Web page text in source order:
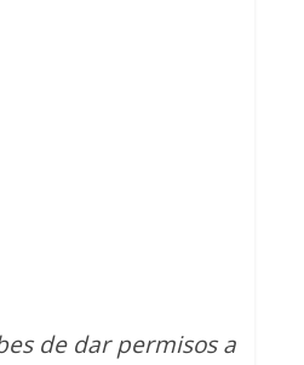
de dar permisos a